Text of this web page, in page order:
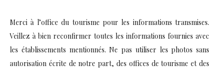
Merci à l’office du tourisme pour les informations transmises.
Veillez à bien reconfirmer toutes les informations fournies avec
les établissements mentionnés. Ne pas utiliser les photos sans
autorisation écrite de notre part, des offices de tourisme et des